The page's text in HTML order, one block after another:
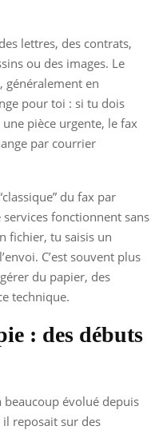
lettres, des contrats,
ou des images. Le
généralement en
pour toi : si tu dois
pièce urgente, le fax
par courrier
du fax par
fonctionnent sans
fichier, tu saisis un
C’est souvent plus
du papier, des
technique.
: des débuts
beaucoup évolué depuis
il reposait sur des